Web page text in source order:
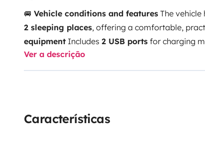
🚐 Vehicle conditions and features The vehicle
2 sleeping places, offering a comfortable,
equipment Includes 2 USB ports for charging
standard220V sockets
campsite or designated area.🚫Usage rulesTo
Return conditionsThe vehicle must be returned
Ver a descrição
Características